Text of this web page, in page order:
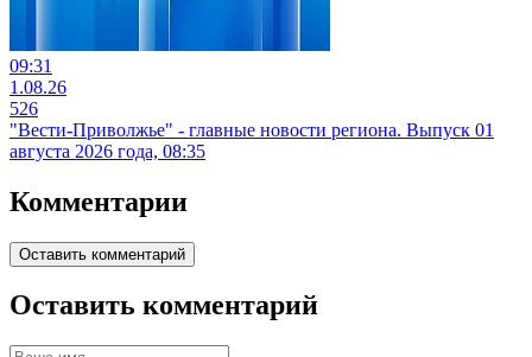
09:31
1.08.26
526
"Вести-Приволжье" - главные новости региона. Выпуск 01
августа 2026 года, 08:35
Комментарии
Оставить комментарий
Оставить комментарий